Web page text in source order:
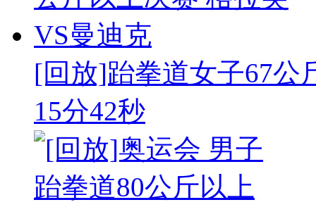
[回放]跆拳道女子67公
15分42秒